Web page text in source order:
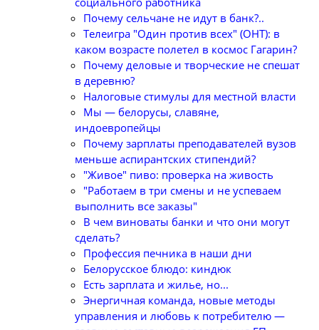
Почему сельчане не идут в банк?..
Телеигра "Один против всех" (ОНТ): в
каком возрасте полетел в космос Гагарин?
Почему деловые и творческие не спешат
в деревню?
Налоговые стимулы для местной власти
Мы — белорусы, славяне,
индоевропейцы
Почему зарплаты преподавателей вузов
меньше аспирантских стипендий?
"Живое" пиво: проверка на живость
"Работаем в три смены и не успеваем
выполнить все заказы"
В чем виноваты банки и что они могут
сделать?
Профессия печника в наши дни
Белорусское блюдо: киндюк
Есть зарплата и жилье, но...
Энергичная команда, новые методы
управления и любовь к потребителю —